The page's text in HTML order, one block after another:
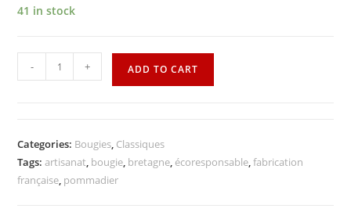
41 in stock
- + ADD TO CART
Categories: Bougies, Classiques
Tags:artisanat, bougie, bretagne, écoresponsable,fabrication
française, pommadier